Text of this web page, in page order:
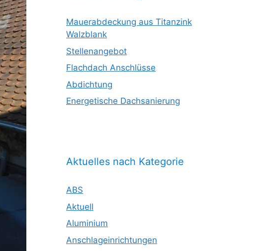
Mauerabdeckung aus Titanzink
Walzblank
Stellenangebot
Flachdach Anschlüsse
Abdichtung
Energetische Dachsanierung
Aktuelles nach Kategorie
ABS
Aktuell
Aluminium
Anschlageinrichtungen